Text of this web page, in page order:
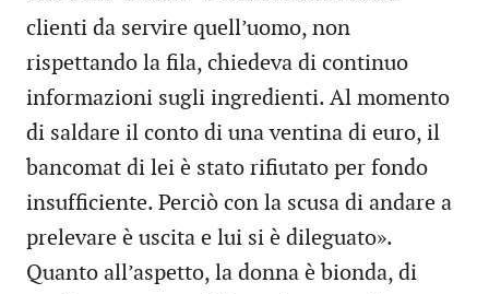
clienti da servire quell’uomo, non
rispettando la fila, chiedeva di continuo
informazioni sugli ingredienti. Al momento
di saldare il conto di una ventina di euro, il
bancomat di lei è stato rifiutato per fondo
insufficiente. Perciò con la scusa di andare a
prelevare è uscita e lui si è dileguato».
Quanto all’aspetto, la donna è bionda, di